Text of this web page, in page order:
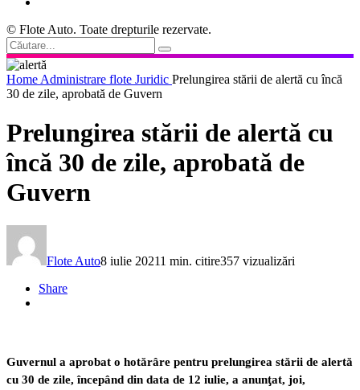
© Flote Auto. Toate drepturile rezervate.
Home Administrare flote Juridic Prelungirea stării de alertă cu încă
30 de zile, aprobată de Guvern
Prelungirea stării de alertă cu
încă 30 de zile, aprobată de
Guvern
Flote Auto8 iulie 20211 min. citire357 vizualizări
Share
Guvernul a aprobat o hotărâre pentru prelungirea stării de alertă
cu 30 de zile, începând din data de 12 iulie, a anunţat, joi,